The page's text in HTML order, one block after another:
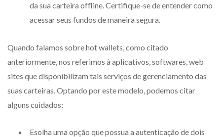
da sua carteira offline. Certifique-se de entender como
acessar seus fundos de maneira segura.
Quando falamos sobre hot wallets, como citado
anteriormente, nos referimos à aplicativos, softwares, web
sites que disponibilizam tais serviços de gerenciamento das
suas carteiras. Optando por este modelo, podemos citar
alguns cuidados:
Esolha uma opção que possua a autenticação de dois